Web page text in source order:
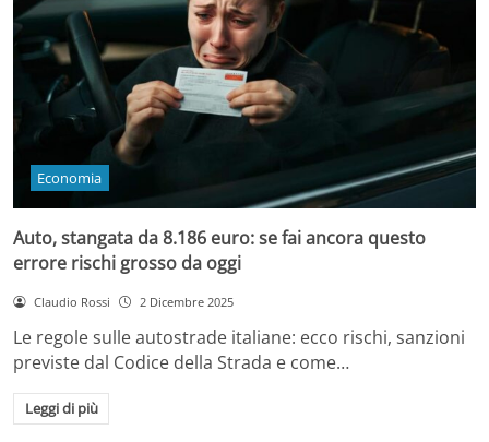
Economia
Auto, stangata da 8.186 euro: se fai ancora questo
errore rischi grosso da oggi
Claudio Rossi 2 Dicembre 2025
Le regole sulle autostrade italiane: ecco rischi, sanzioni
previste dal Codice della Strada e come…
Leggi di più